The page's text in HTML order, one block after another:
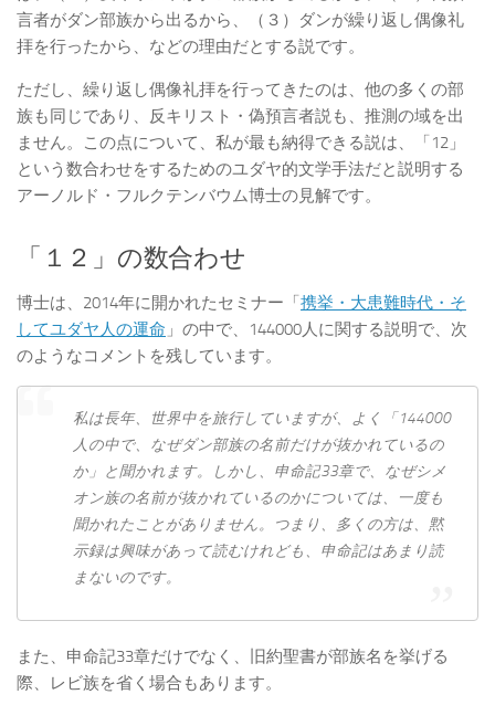
言者がダン部族から出るから、（３）ダンが繰り返し偶像礼
拝を行ったから、などの理由だとする説です。
ただし、繰り返し偶像礼拝を行ってきたのは、他の多くの部
族も同じであり、反キリスト・偽預言者説も、推測の域を出
ません。この点について、私が最も納得できる説は、「12」
という数合わせをするためのユダヤ的文学手法だと説明する
アーノルド・フルクテンバウム博士の見解です。
「１２」の数合わせ
博士は、2014年に開かれたセミナー「携挙・大患難時代・そ
してユダヤ人の運命 」の中で、144000人に関する説明で、次
のようなコメントを残しています。
私は長年、世界中を旅行していますが、よく「144000
人の中で、なぜダン部族の名前だけが抜かれているの
か」と聞かれます。しかし、申命記33章で、なぜシメ
オン族の名前が抜かれているのかについては、一度も
聞かれたことがありません。つまり、多くの方は、黙
示録は興味があって読むけれども、申命記はあまり読
まないのです。
また、申命記33章だけでなく、旧約聖書が部族名を挙げる
際、レビ族を省く場合もあります。